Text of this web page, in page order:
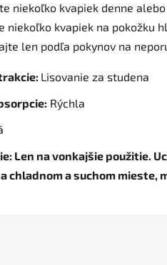
niekoľko kvapiek denne
niekoľko kvapiek na pokožku
len podľa pokynov na
: Lisovanie za studena
e: Rýchla
Len na vonkajšie použitie.
chladnom a suchom mieste,